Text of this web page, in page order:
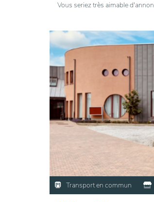
Vous seriez très aimable
Transport en commun